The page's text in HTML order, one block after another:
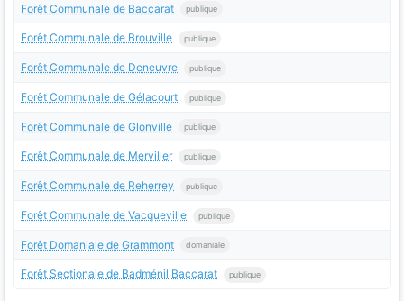
Forêt Communale de Baccarat publique
Forêt Communale de Brouville publique
Forêt Communale de Deneuvre publique
Forêt Communale de Gélacourt publique
Forêt Communale de Glonville publique
Forêt Communale de Merviller publique
Forêt Communale de Reherrey publique
Forêt Communale de Vacqueville publique
Forêt Domaniale de Grammont domaniale
Forêt Sectionale de Badménil Baccarat publique